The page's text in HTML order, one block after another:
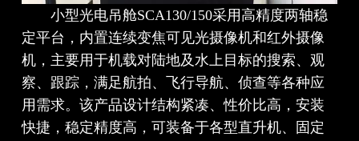
小型光电吊舱SCA130/150采用高精度两轴稳
定平台，内置连续变焦可见光摄像机和红外摄像
机，主要用于机载对陆地及水上目标的搜索、观
察、跟踪，满足航拍、飞行导航、侦查等各种应
用需求。该产品设计结构紧凑、性价比高，安装
快捷，稳定精度高，可装备于各型直升机、固定